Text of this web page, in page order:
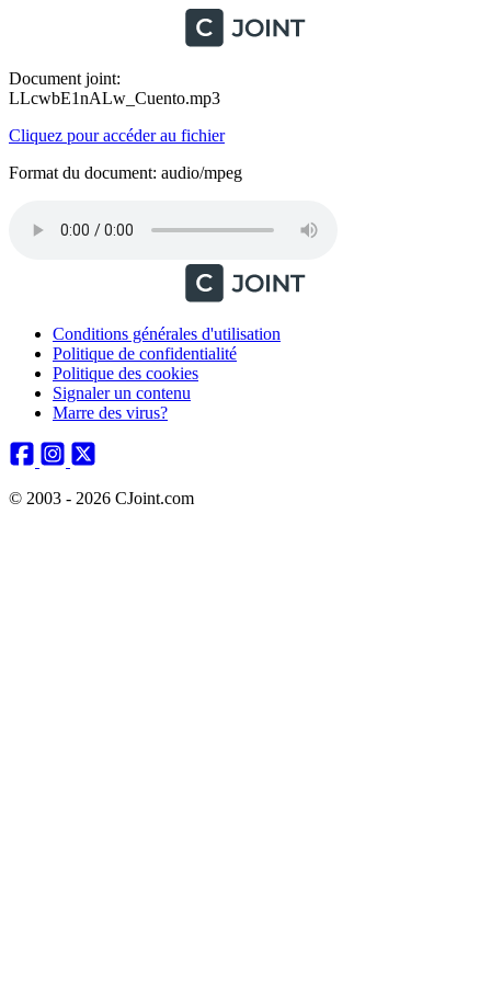
Document joint:
LLcwbE1nALw_Cuento.mp3
Cliquez pour accéder au fichier
Format du document: audio/mpeg
Conditions générales d'utilisation
Politique de confidentialité
Politique des cookies
Signaler un contenu
Marre des virus?
© 2003 - 2026 CJoint.com